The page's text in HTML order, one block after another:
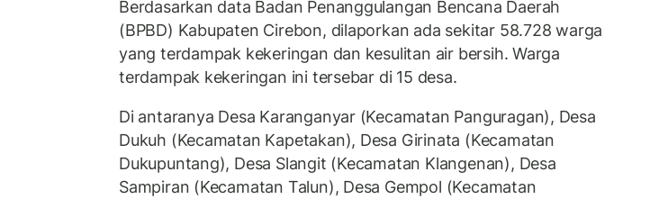
Berdasarkan data Badan Penanggulangan Bencana Daerah
(BPBD) Kabupaten Cirebon, dilaporkan ada sekitar 58.728 warga
yang terdampak kekeringan dan kesulitan air bersih. Warga
terdampak kekeringan ini tersebar di 15 desa.
Di antaranya Desa Karanganyar (Kecamatan Panguragan), Desa
Dukuh (Kecamatan Kapetakan), Desa Girinata (Kecamatan
Dukupuntang), Desa Slangit (Kecamatan Klangenan), Desa
Sampiran (Kecamatan Talun), Desa Gempol (Kecamatan